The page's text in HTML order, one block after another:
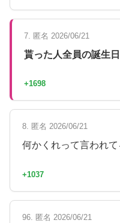
7. 匿名 2026/06/21
貰った人全員の誕生
+1698
8. 匿名 2026/06/21
何かくれって言われ
+1037
96. 匿名 2026/06/21